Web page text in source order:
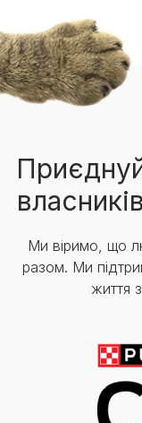
Ми віримо, що
разом. Ми
життя